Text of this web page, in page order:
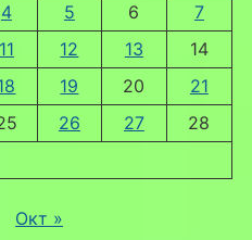
4 5 6
7
11 12 13
14
19 20
21
26 27
28
Окт »